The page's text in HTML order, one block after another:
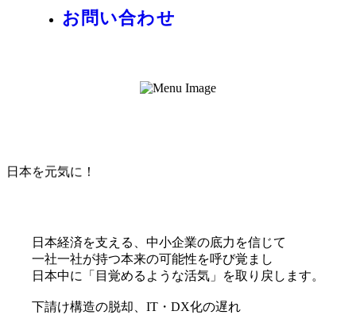
お問い合わせ
日本を元気に！
日本経済を支える、中小企業の底力を信じて
一社一社が持つ本来の可能性を呼び覚まし
日本中に「目覚めるような活気」を取り戻します。
下請け構造の脱却、IT・DX化の遅れ